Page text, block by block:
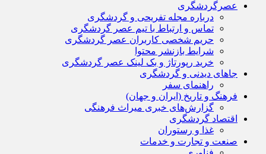
عصرگردشگری
درباره مجله تفریحی و گردشگری
تماس و ارتباط با تیم عصر گردشگری
حریم شخصی کاربران عصر گردشگری
شرایط بازنشر محتوا
خرید رپورتاژ و بک لینک عصر گردشگری
جاهای دیدنی و گردشگری
راهنمای سفر
فرهنگ و تاریخ (ایران و جهان)
گزارش‌های خبری میراث فرهنگی
اقتصاد گردشگری
غذا و رستوران
صنعت و تجارت و خدمات